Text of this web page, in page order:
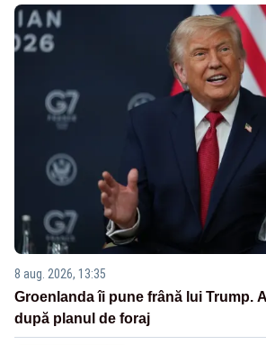
8 aug. 2026, 13:35
Groenlanda îi pune frână lui Trump.
după planul de foraj